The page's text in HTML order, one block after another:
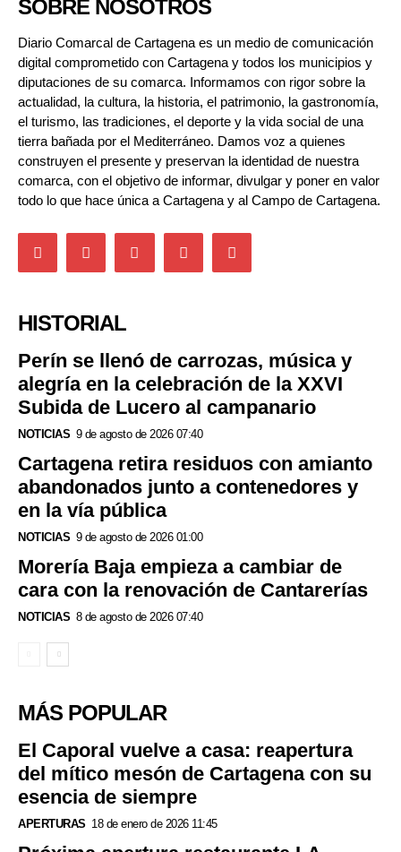
SOBRE NOSOTROS
Diario Comarcal de Cartagena es un medio de comunicación
digital comprometido con Cartagena y todos los municipios y
diputaciones de su comarca. Informamos con rigor sobre la
actualidad, la cultura, la historia, el patrimonio, la gastronomía,
el turismo, las tradiciones, el deporte y la vida social de una
tierra bañada por el Mediterráneo. Damos voz a quienes
construyen el presente y preservan la identidad de nuestra
comarca, con el objetivo de informar, divulgar y poner en valor
todo lo que hace única a Cartagena y al Campo de Cartagena.
HISTORIAL
Perín se llenó de carrozas, música y
alegría en la celebración de la XXVI
Subida de Lucero al campanario
NOTICIAS 9 de agosto de 2026 07:40
Cartagena retira residuos con amianto
abandonados junto a contenedores y
en la vía pública
NOTICIAS 9 de agosto de 2026 01:00
Morería Baja empieza a cambiar de
cara con la renovación de Cantarerías
NOTICIAS 8 de agosto de 2026 07:40
MÁS POPULAR
El Caporal vuelve a casa: reapertura
del mítico mesón de Cartagena con su
esencia de siempre
APERTURAS 18 de enero de 2026 11:45